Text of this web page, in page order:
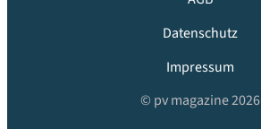
Datenschutz
Impressum
© pv magazine 2026